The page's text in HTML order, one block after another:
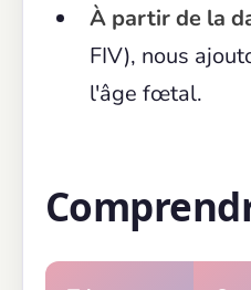
À partir de la
FIV), nous
l'âge fœtal.